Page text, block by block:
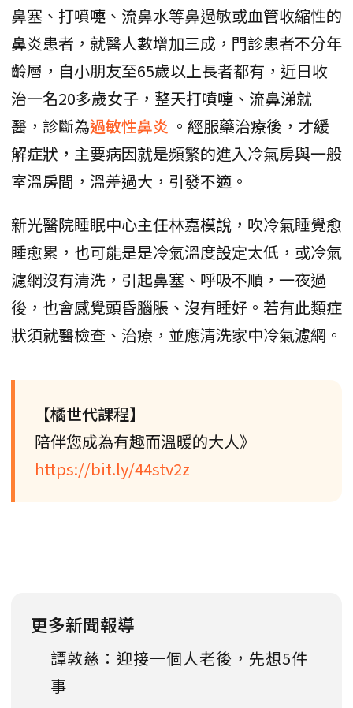
鼻塞、打噴嚏、流鼻水等鼻過敏或血管收縮性的
鼻炎患者，就醫人數增加三成，門診患者不分年
齡層，自小朋友至65歲以上長者都有，近日收
治一名20多歲女子，整天打噴嚏、流鼻涕就
醫，診斷為過敏性鼻炎 。經服藥治療後，才緩
解症狀，主要病因就是頻繁的進入冷氣房與一般
室溫房間，溫差過大，引發不適。
新光醫院睡眠中心主任林嘉模說，吹冷氣睡覺愈
睡愈累，也可能是是冷氣溫度設定太低，或冷氣
濾網沒有清洗，引起鼻塞、呼吸不順，一夜過
後，也會感覺頭昏腦脹、沒有睡好。若有此類症
狀須就醫檢查、治療，並應清洗家中冷氣濾網。
【橘世代課程】
陪伴您成為有趣而溫暖的大人》
https://bit.ly/44stv2z
更多新聞報導
譚敦慈：迎接一個人老後，先想5件
事